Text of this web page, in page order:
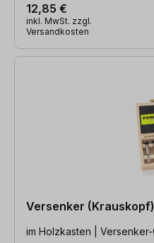
12,85 €
inkl. MwSt. zzgl.
Versandkosten
Versenker
im Holzkasten | Versenker-